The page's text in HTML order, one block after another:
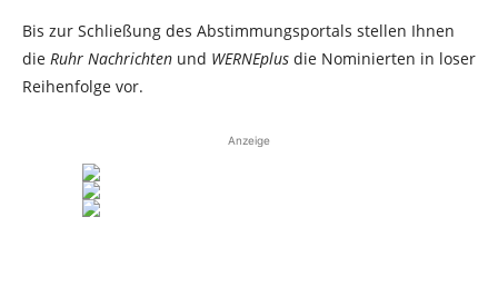
Bis zur Schließung des Abstimmungsportals stellen Ihnen
die Ruhr Nachrichten und WERNEplus die Nominierten in loser
Reihenfolge vor.
Anzeige